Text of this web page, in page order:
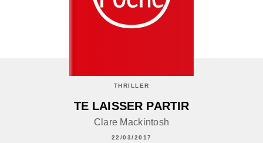
THRILLER
TE LAISSER PARTIR
Clare Mackintosh
22/03/2017